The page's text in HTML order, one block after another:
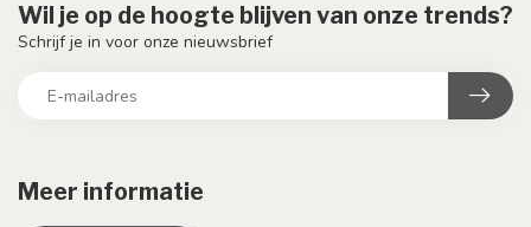
Meer informatie
Wil je op de hoogte blijven van onze trends?
Schrijf je in voor onze nieuwsbrief